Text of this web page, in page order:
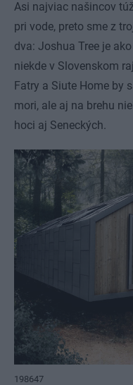
Asi najviac našincov
pri vode, preto sme z
dva: Joshua Tree je
niekde v Slovenskom
Fatry a Siute Home by
mori, ale aj na brehu
hoci aj Seneckých.
198647